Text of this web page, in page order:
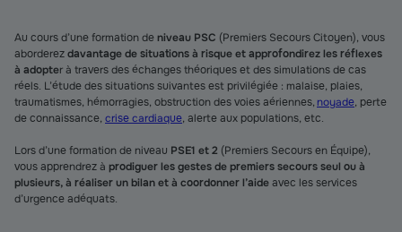
Au cours d’une formation deniveau PSC (Premiers Secours Citoyen), vous
aborderezdavantage de situations à risque et approfondirez les réflexes
à adopter à travers des échanges théoriques et des simulations de cas
réels. L’étude des situations suivantes est privilégiée : malaise, plaies,
traumatismes, hémorragies, obstruction des voies aériennes, noyade, perte
de connaissance, crise cardiaque, alerte aux populations, etc.
Lors d’une formation de niveau PSE1 et 2 (Premiers Secours en Équipe),
vous apprendrez à prodiguer les gestes de premiers secours seul ou à
plusieurs, à réaliser un bilan et à coordonner l’aideavec les services
d’urgence adéquats.